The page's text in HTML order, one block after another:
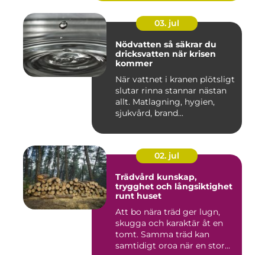
03. jul
Nödvatten så säkrar du
dricksvatten när krisen
kommer
När vattnet i kranen plötsligt
slutar rinna stannar nästan
allt. Matlagning, hygien,
sjukvård, brand...
02. jul
Trädvård kunskap,
trygghet och långsiktighet
runt huset
Att bo nära träd ger lugn,
skugga och karaktär åt en
tomt. Samma träd kan
samtidigt oroa när en stor...